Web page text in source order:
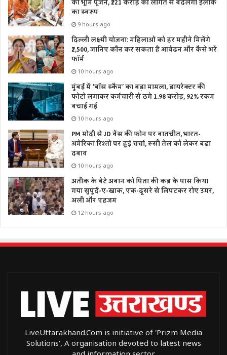
का भूमि पूजन, ₹221 करोड़ की लागत से बदलेगा इलाके
का स्वरूप
9 hours ago
दिल्ली लक्ष्मी योजना: महिलाओं को हर महीने मिलेंगे
₹2,500, जानिए कौन कर सकता है आवेदन और कैसे भरें
फॉर्म
10 hours ago
मुंबई में ‘बॉस स्कैम’ का बड़ा मामला, डायरेक्टर की
फोटो लगाकर कर्मचारी से ठगे 1.98 करोड़, 92% रकम
बचाई गई
10 hours ago
PM मोदी से JD वेंस की फोन पर बातचीत, भारत-
अमेरिका रिश्तों पर हुई चर्चा, रूसी तेल को लेकर बढ़ा
दबाव
10 hours ago
अतीक के बेटे अबान को पिता की कब्र के पास किया
गया सुपुर्द-ए-खाक, एक-दूसरे से लिपटकर रोए उमर,
अली और एहजम
12 hours ago
LiveUttarakhand.Com is initiative of 'Prizm Media
Solutions', A organisation devoted to latest news